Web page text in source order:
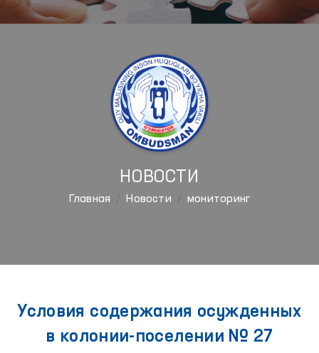
НОВОСТИ
Главная Новости мониторинг
Условия содержания осужденных
в колонии-поселении № 27